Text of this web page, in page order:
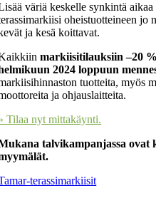
väriä keskelle synkintä
oheistuotteineen jo
ja kesä koittavat.
markiisitilauksiin –20
2024 loppuun
tuotteita, myös
ja ohjauslaitteita.
Tilaa nyt mittakäynti.
talvikampanjassa
terassimarkiisit